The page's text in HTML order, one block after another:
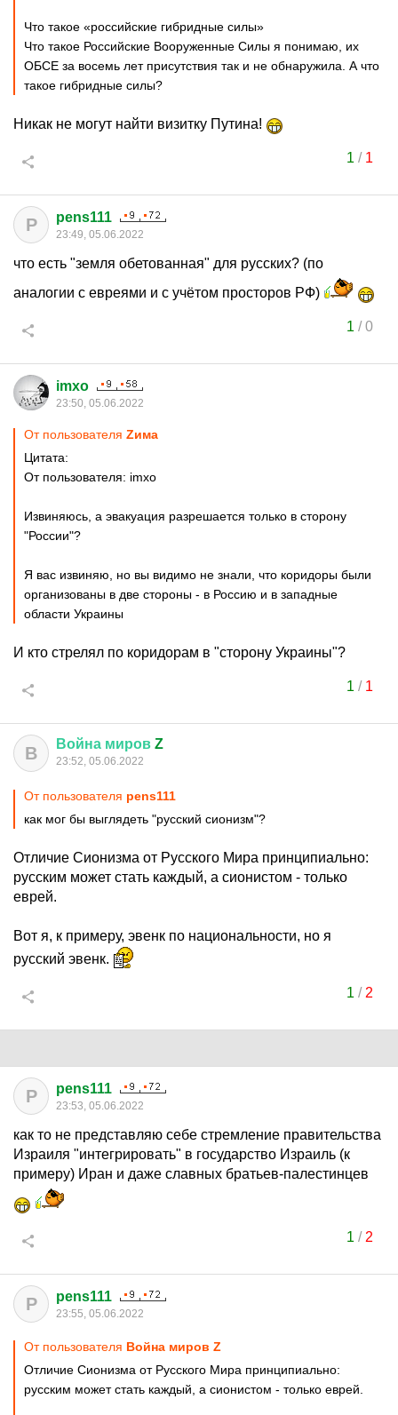
Что такое «российские гибридные силы»
Что такое Российские Вооруженные Силы я понимаю, их
ОБСЕ за восемь лет присутствия так и не обнаружила. А что
такое гибридные силы?
Никак не могут найти визитку Путина!
1 / 1
P pens111
23:49, 05.06.2022
что есть "земля обетованная" для русских? (по
аналогии с евреями и с учётом просторов РФ)
1 /0
imxo
23:50, 05.06.2022
От пользователя Zима
Цитата:
От пользователя: imxo
Извиняюсь, а эвакуация разрешается только в сторону
"России"?
Я вас извиняю, но вы видимо не знали, что коридоры были
организованы в две стороны - в Россию и в западные
области Украины
И кто стрелял по коридорам в "сторону Украины"?
1 / 1
В Война миров Z
23:52, 05.06.2022
От пользователя pens111
как мог бы выглядеть "русский сионизм"?
Отличие Сионизма от Русского Мира принципиально:
русским может стать каждый, а сионистом - только
еврей.
Вот я, к примеру, эвенк по национальности, но я
русский эвенк.
1 / 2
P pens111
23:53, 05.06.2022
как то не представляю себе стремление правительства
Израиля "интегрировать" в государство Израиль (к
примеру) Иран и даже славных братьев-палестинцев
1 / 2
P pens111
23:55, 05.06.2022
От пользователя Война миров Z
Отличие Сионизма от Русского Мира принципиально:
русским может стать каждый, а сионистом - только еврей.